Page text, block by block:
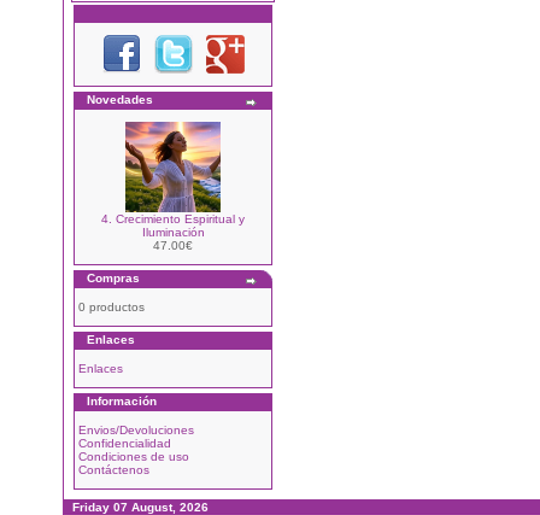
Novedades
4. Crecimiento Espiritual y
Iluminación
47.00€
Compras
0 productos
Enlaces
Enlaces
Información
Envios/Devoluciones
Confidencialidad
Condiciones de uso
Contáctenos
Friday 07 August, 2026